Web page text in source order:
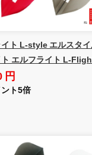
ト L-style エルスタ
ト エルフライト L-
円
ト5倍